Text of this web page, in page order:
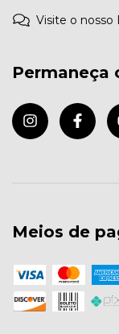
Visite o nosso
Permaneça
Meios de